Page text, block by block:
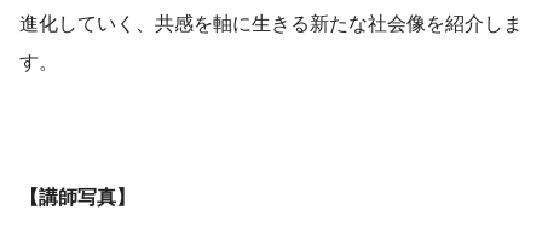
進化していく、共感を軸に生きる新たな社会像を紹介しま
す。
【講師写真】